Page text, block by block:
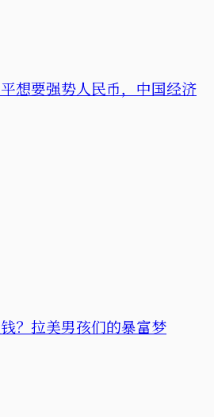
想要强势人民币，中国经济
？拉美男孩们的暴富梦